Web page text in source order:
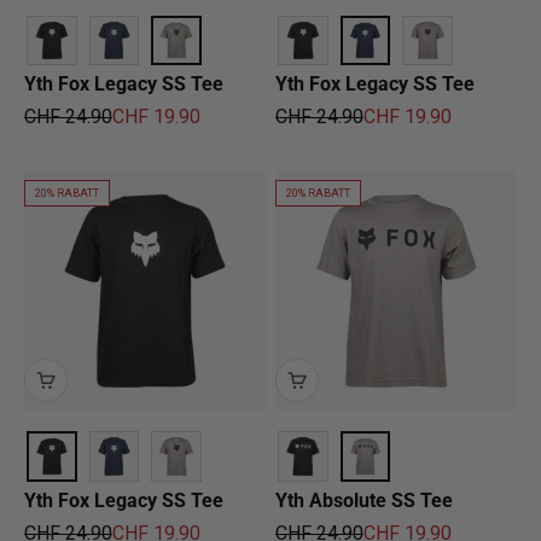
Yth Fox Legacy SS Tee
Regulärer Preis
CHF 24.90Angebot
CHF 19.90
Yth Fox Legacy SS Tee
Regulärer Preis
CHF 24.90Angebot
CHF 19.90
20% RABATT
Yth Fox Legacy SS Tee
Regulärer Preis
CHF 24.90Angebot
CHF 19.90
20% RABATT
Yth Absolute SS Tee
Regulärer Preis
CHF 24.90Angebot
CHF 19.90